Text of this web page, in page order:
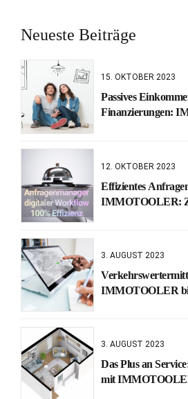
Neueste Beiträge
15. OKTOBER 2023
Passives
Finanzierungen:
12. OKTOBER 2023
Effizientes
IMMOTOOLER:
3. AUGUST 2023
IMMOTOOLER
3. AUGUST 2023
Das Plus an
mit